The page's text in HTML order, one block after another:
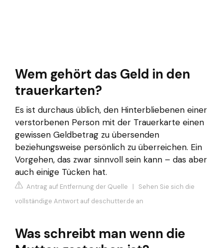
Wem gehört das Geld in den
trauerkarten?
Es ist durchaus üblich, den Hinterbliebenen einer
verstorbenen Person mit der Trauerkarte einen
gewissen Geldbetrag zu übersenden
beziehungsweise persönlich zu überreichen. Ein
Vorgehen, das zwar sinnvoll sein kann – das aber
auch einige Tücken hat.
Antrag auf Entfernung der Quelle | Sehen Sie sich die
vollständige Antwort auf deschutter.de an
Was schreibt man wenn die